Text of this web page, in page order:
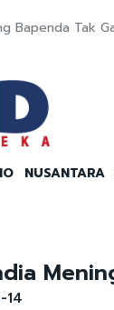
Bapenda Tak
NUSANTARA
14